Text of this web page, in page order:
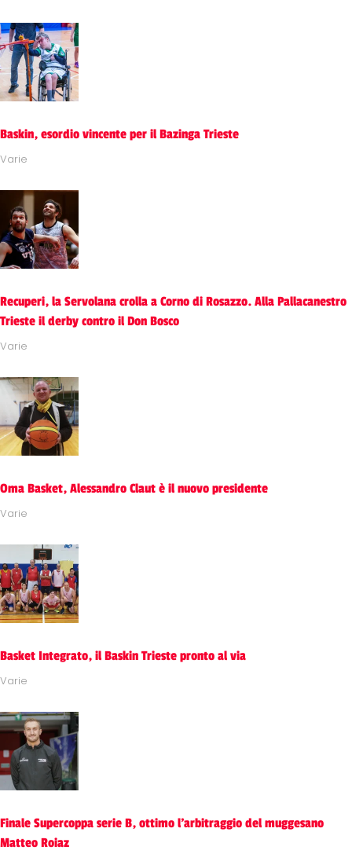
Baskin, esordio vincente per il Bazinga Trieste
Varie
Recuperi, la Servolana crolla a Corno di Rosazzo. Alla Pallacanestro
Trieste il derby contro il Don Bosco
Varie
Oma Basket, Alessandro Claut è il nuovo presidente
Varie
Basket Integrato, il Baskin Trieste pronto al via
Varie
Finale Supercoppa serie B, ottimo l'arbitraggio del muggesano
Matteo Roiaz